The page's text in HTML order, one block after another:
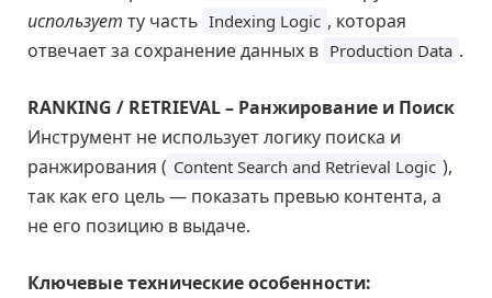
использует ту часть Indexing Logic , которая
отвечает за сохранение данных в Production Data .
RANKING / RETRIEVAL – Ранжирование и Поиск
Инструмент не использует логику поиска и
ранжирования ( Content Search and Retrieval Logic ),
так как его цель — показать превью контента, а
не его позицию в выдаче.
Ключевые технические особенности: